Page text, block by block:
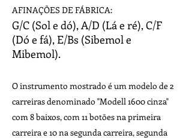
AFINAÇÕES DE FÁBRICA:
G/C (Sol e dó), A/D (Lá e ré), C/F
(Dó e fá), E/Bs (Sibemol e
Mibemol).
O instrumento mostrado é um modelo de 2
carreiras denominado "Modell 1600 cinza"
com 8 baixos, com 11 botões na primeira
carreira e 10 na segunda carreira, segunda